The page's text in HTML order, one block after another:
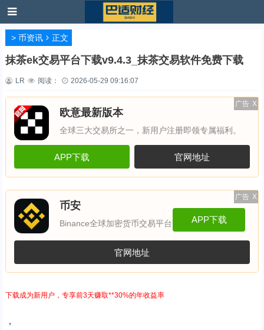
> 币资讯 正文
抹茶ek交易平台下载v9.4.3_抹茶交易软件免费下载
LR 阅读： 2026-05-29 09:16:07
广告 X
欧意最新版本
全球三大交易所之一，新用户注册即领专属福利。
APP下载 官网地址
广告 X
币安
Binance全球加密货币交易平台 APP下载
官网地址
下载成为新用户，专享前3天赚取**30%的年收益率
，